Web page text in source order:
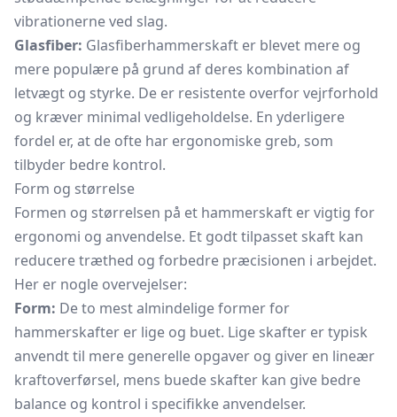
vibrationerne ved slag.
Glasfiber: Glasfiberhammerskaft er blevet mere og
mere populære på grund af deres kombination af
letvægt og styrke. De er resistente overfor vejrforhold
og kræver minimal vedligeholdelse. En yderligere
fordel er, at de ofte har ergonomiske greb, som
tilbyder bedre kontrol.
Form og størrelse
Formen og størrelsen på et hammerskaft er vigtig for
ergonomi og anvendelse. Et godt tilpasset skaft kan
reducere træthed og forbedre præcisionen i arbejdet.
Her er nogle overvejelser:
Form: De to mest almindelige former for
hammerskafter er lige og buet. Lige skafter er typisk
anvendt til mere generelle opgaver og giver en lineær
kraftoverførsel, mens buede skafter kan give bedre
balance og kontrol i specifikke anvendelser.